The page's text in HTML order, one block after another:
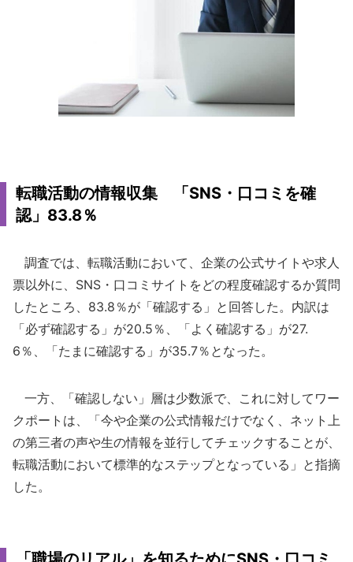
転職活動の情報収集 「SNS・口コミを確
認」83.8％
調査では、転職活動において、企業の公式サイトや求人
票以外に、SNS・口コミサイトをどの程度確認するか質問
したところ、83.8％が「確認する」と回答した。内訳は
「必ず確認する」が20.5％、「よく確認する」が27.
6％、「たまに確認する」が35.7％となった。
一方、「確認しない」層は少数派で、これに対してワー
クポートは、「今や企業の公式情報だけでなく、ネット上
の第三者の声や生の情報を並行してチェックすることが、
転職活動において標準的なステップとなっている」と指摘
した。